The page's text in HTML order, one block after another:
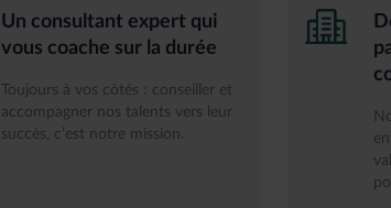
Un consultant expert qui
vous coache sur la durée
Toujours à vos côtés : conseiller et
accompagner nos talents vers leur
succès, c’est notre mission.